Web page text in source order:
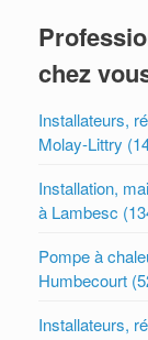
chez
Installateurs,
Molay-Littry
Installation,
à Lambesc
Pompe à
Humbecourt
Installateurs,